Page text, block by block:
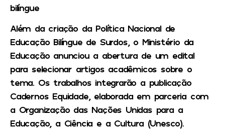
bilíngue
Além da criação da Política Nacional de
Educação Bilíngue de Surdos, o Ministério da
Educação anunciou a abertura de um edital
para selecionar artigos acadêmicos sobre o
tema. Os trabalhos integrarão a publicação
Cadernos Equidade, elaborada em parceria com
a Organização das Nações Unidas para a
Educação, a Ciência e a Cultura (Unesco).